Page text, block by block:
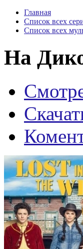
Главная
Список всех
Список всех
На